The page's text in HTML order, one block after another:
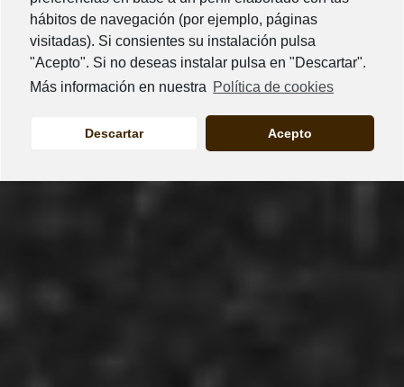
hábitos de navegación (por ejemplo, páginas
visitadas). Si consientes su instalación pulsa
"Acepto". Si no deseas instalar pulsa en "Descartar".
Más información en nuestra Política de cookies
Descartar Acepto
YGRIEGA
SELECCION
Añadimos toppings